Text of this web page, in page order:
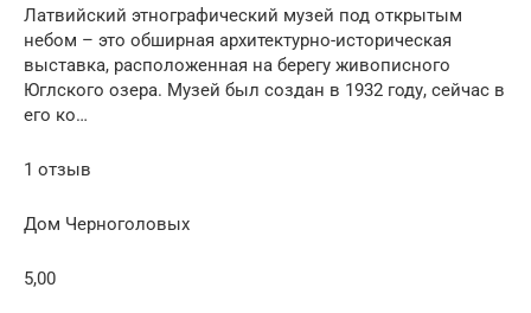
Латвийский этнографический музей под открытым
небом – это обширная архитектурно-историческая
выставка, расположенная на берегу живописного
Юглского озера. Музей был создан в 1932 году, сейчас в
его ко…
1 отзыв
Дом Черноголовых
5,00